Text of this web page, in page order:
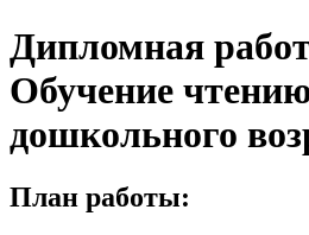
Дипломная
Обучение
дошкольного
План работы: